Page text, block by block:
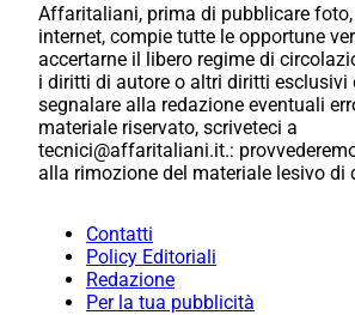
Affaritaliani, prima di pubblicare
internet, compie tutte le opportune
accertarne il libero regime di
i diritti di autore o altri diritti esclusivi
segnalare alla redazione eventuali
materiale riservato, scriveteci a
tecnici@affaritaliani.it.:
alla rimozione del materiale lesivo di
Contatti
Policy Editoriali
Redazione
Per la tua pubblicità